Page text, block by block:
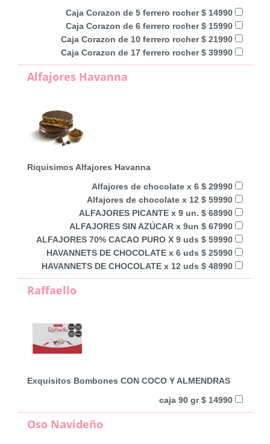
Caja Corazon de 5 ferrero rocher $ 14990
Caja Corazon de 6 ferrero rocher $ 15990
Caja Corazon de 10 ferrero rocher $ 21990
Caja Corazon de 17 ferrero rocher $ 39990
Alfajores Havanna
Riquisimos Alfajores Havanna
Alfajores de chocolate x 6 $ 29990
Alfajores de chocolate x 12 $ 59990
ALFAJORES PICANTE x 9 un. $ 68990
ALFAJORES SIN AZÚCAR x 9un $ 67990
ALFAJORES 70% CACAO PURO X 9 uds $ 59990
HAVANNETS DE CHOCOLATE x 6 uds $ 25990
HAVANNETS DE CHOCOLATE x 12 uds $ 48990
Raffaello
Exquisitos Bombones CON COCO Y ALMENDRAS
caja 90 gr $ 14990
Oso Navideño